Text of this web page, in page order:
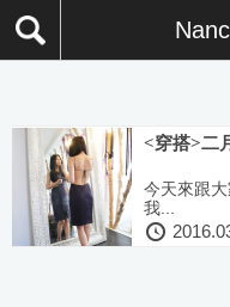
<穿搭>二
今天來跟
我...